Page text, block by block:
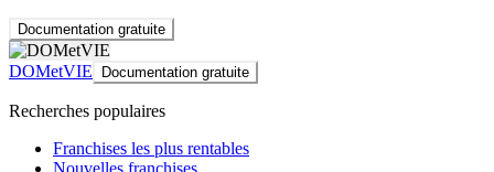
Documentation gratuite
DOMetVIE Documentation gratuite
Recherches populaires
Franchises les plus rentables
Nouvelles franchises